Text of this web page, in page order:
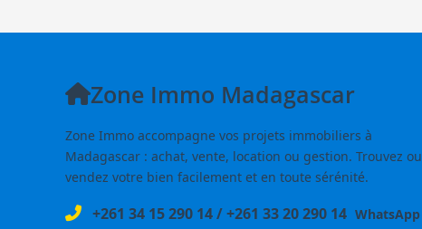
Zone Immo Madagascar
Zone Immo accompagne vos projets immobiliers à
Madagascar : achat, vente, location ou gestion. Trouvez ou
vendez votre bien facilement et en toute sérénité.
+261 34 15 290 14/+261 33 20 290 14 WhatsApp